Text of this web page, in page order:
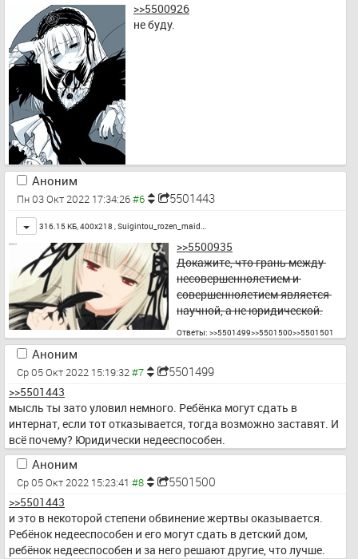
>>5500926
не буду.
Аноним
Пн 03 Окт 2022 17:34:26 5501443
Toggle
316.15 КБ, 400x218 ,Suigintou_rozen_maid…
>>5500935
Докажите, что грань между
несовершеннолетием и
совершеннолетием является
научной, а не юридической.
Ответы: >>5501499>>5501500>>5501501
Аноним
Ср 05 Окт 2022 15:19:32 5501499
>>5501443
мысль ты зато уловил немного. Ребёнка могут сдать в
интернат, если тот отказывается, тогда возможно заставят. И
всё почему? Юридически недееспособен.
Аноним
Ср 05 Окт 2022 15:23:41 5501500
>>5501443
и это в некоторой степени обвинение жертвы оказывается.
Ребёнок недееспособен и его могут сдать в детский дом,
ребёнок недееспособен и за него решают другие, что лучше.